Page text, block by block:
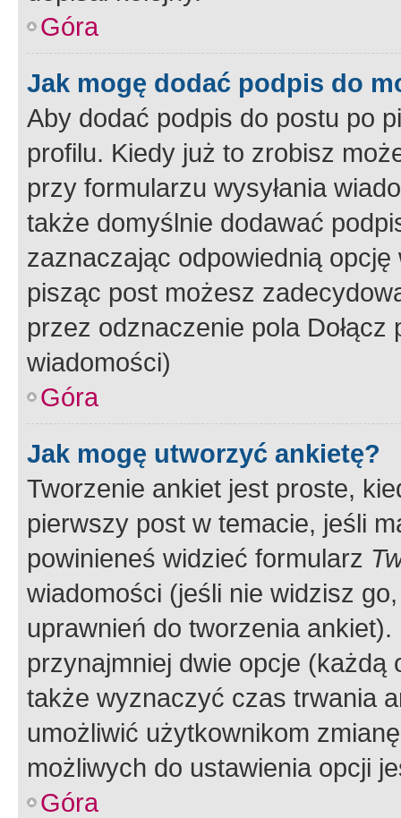
Góra
Jak mogę dodać podpis do
Aby dodać podpis do postu po
profilu. Kiedy już to zrobisz
przy formularzu wysyłania
także domyślnie dodawać
zaznaczając odpowiednią
pisząc post możesz
przez odznaczenie pola
wiadomości)
Góra
Jak mogę utworzyć ankietę?
Tworzenie ankiet jest proste,
pierwszy post w temacie, jeśli
powinieneś widzieć formularz
wiadomości (jeśli nie widzisz
uprawnień do tworzenia
przynajmniej dwie opcje
także wyznaczyć czas trwania
umożliwić użytkownikom
możliwych do ustawienia opcji
Góra